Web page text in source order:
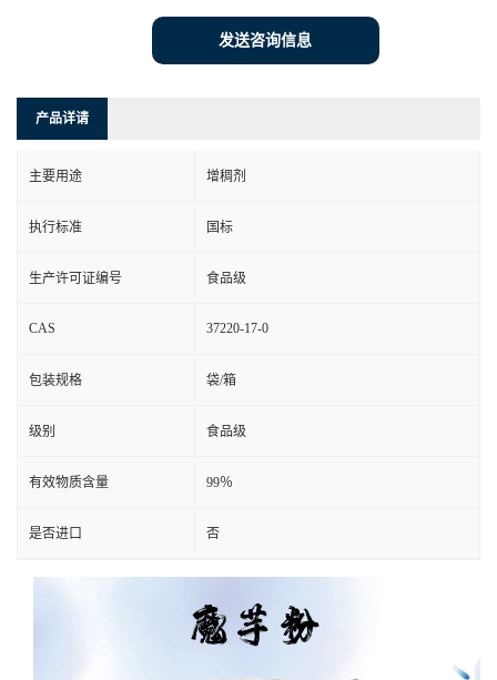
发送咨询信息
产品详请
主要用途 增稠剂
执行标准 国标
生产许可证编号 食品级
CAS 37220-17-0
包装规格 袋/箱
级别 食品级
有效物质含量 99％
是否进口 否